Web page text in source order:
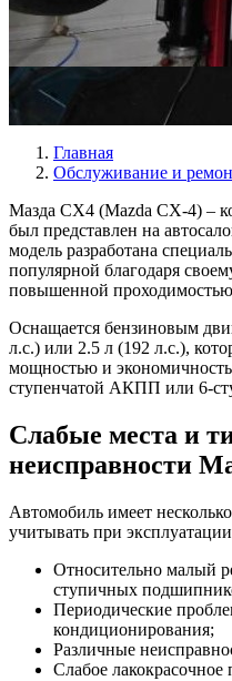
Главная
Обслуживание и
Мазда СХ4 (Mazda CX-4) –
был представлен на
модель разработана
популярной благодаря
повышенной
Оснащается бензиновым
л.с.) или 2.5 л (192 л.с.),
мощностью и
ступенчатой АКПП или 6-
Слабые места и
неисправности
Автомобиль имеет
учитывать при
Относительно малый
ступичных
Периодические
кондиционирования;
Различные
Слабое лакокрасочное